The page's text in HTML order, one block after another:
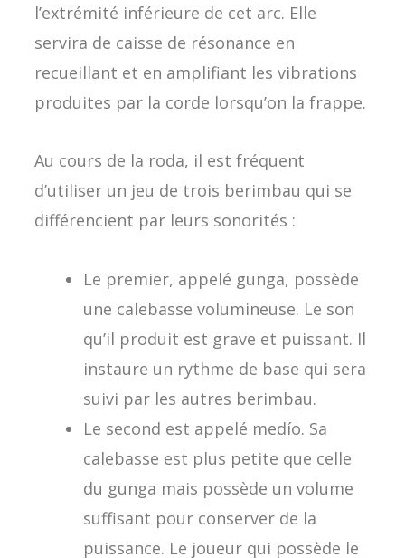
l’extrémité inférieure de cet arc. Elle
servira de caisse de résonance en
recueillant et en amplifiant les vibrations
produites par la corde lorsqu’on la frappe.
Au cours de la roda, il est fréquent
d’utiliser un jeu de trois berimbau qui se
différencient par leurs sonorités :
Le premier, appelé gunga, possède
une calebasse volumineuse. Le son
qu’il produit est grave et puissant. Il
instaure un rythme de base qui sera
suivi par les autres berimbau.
Le second est appelé medío. Sa
calebasse est plus petite que celle
du gunga mais possède un volume
suffisant pour conserver de la
puissance. Le joueur qui possède le